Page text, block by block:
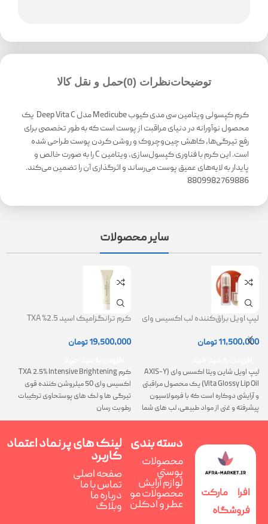
توضیحاتنظرات (0) حمل و نقل کالا
کرم کپسولی ویتامین سی مدی کیوب Medicube مدل Deep Vita C یک
محصول نوآورانه در دنیای مراقبت از پوست است که به طور تخصصی برای
رفع تیرگی‌ها، کاهش چین‌وچروک و روشن کردن پوست طراحی شده
است. این کرم با فناوری کپسول‌سازی، ویتامین C را به صورت خالص و
پایدار به لایه‌های عمیق پوست می‌رساند و اثرگذاری آن را تضمین می‌کند.
8809982769886
سایر محصولات
لیپ اویل براق‌کننده لب اکسیس وای
11,500,000تومان
لیپ اویل شاین ویتا اکسس وای (AXIS-Y
Vita Glossy Lip Oil) یک محصول مراقبتی
و آرایشی دوکاره است که با فرمولاسیون
پیشرفته و غنی از مواد طبیعی، لب های شما
را همزمان ترمیم، تغذیه و فوق العاده
کرم ترانگزامیک اسید 2.5% TXA
19,500,000تومان
کرم TXA 2.5% Intensive Brightening
اکسیس وای 50 میلروشن کننده قوی
تیرگی ها و لک های پوستحاوی ترکیبات
رطوبت رسان
افرا مارکت
فروشگاه
دسته بندی
محصولات
پوستی
لوازم آرایش
محصولات مو
عطر و ادکلن
لینک های پر
کاربرد
صفحه اصلی
تماس با ما
درباره ما
وبلاگ
نماد اعتماد